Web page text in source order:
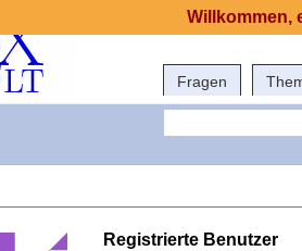
Fragen
Registrierte Benutzer
Willkommen,